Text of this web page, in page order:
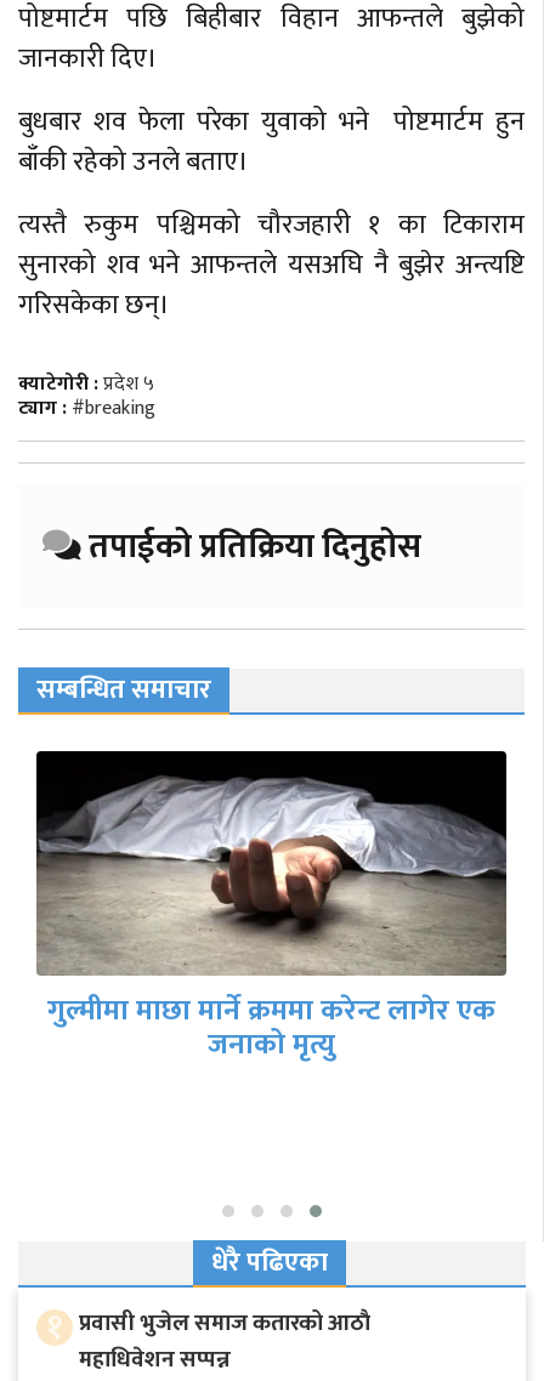
पोष्टमार्टम पछि बिहीबार विहान आफन्तले बुझेको
जानकारी दिए।
बुधबार शव फेला परेका युवाको भने पोष्टमार्टम हुन
बाँकी रहेको उनले बताए।
त्यस्तै रुकुम पश्चिमको चौरजहारी १ का टिकाराम
सुनारको शव भने आफन्तले यसअघि नै बुझेर अन्त्यष्टि
गरिसकेका छन्।
क्याटेगोरी :प्रदेश ५
ट्याग :#breaking
तपाईको प्रतिक्रिया दिनुहोस
सम्बन्धित समाचार
गुल्मीमा माछा मार्ने क्रममा करेन्ट लागेर एक
जनाको मृत्यु
धेरै पढिएका
१ प्रवासी भुजेल समाज कतारको आठाै
महाधिवेशन सप्पन्न